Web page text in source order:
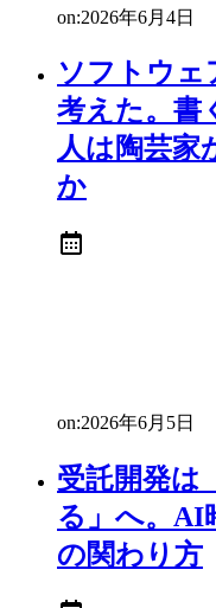
on:2026年6月4日
ソフトウェ
考えた。書
人は陶芸家
か
on:2026年6月5日
受託開発は
る」へ。AI
の関わり方